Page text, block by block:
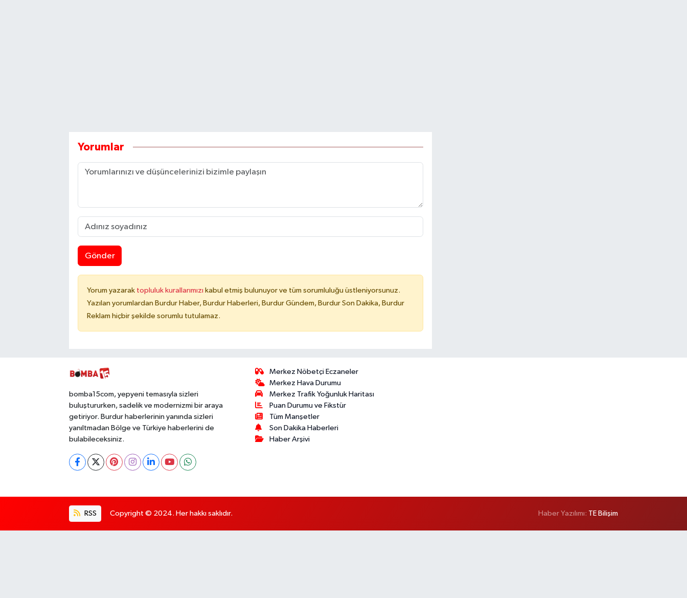
Yorumlar
Gönder
Yorum yazarak topluluk kurallarımızı kabul etmiş bulunuyor ve tüm sorumluluğu üstleniyorsunuz.
Yazılan yorumlardan Burdur Haber, Burdur Haberleri, Burdur Gündem, Burdur Son Dakika, Burdur
Reklam hiçbir şekilde sorumlu tutulamaz.
bomba15com, yepyeni temasıyla sizleri
buluştururken, sadelik ve modernizmi bir araya
getiriyor. Burdur haberlerinin yanında sizleri
yanıltmadan Bölge ve Türkiye haberlerini de
bulabileceksiniz.
Merkez Nöbetçi Eczaneler
Merkez Hava Durumu
Merkez Trafik Yoğunluk Haritası
Puan Durumu ve Fikstür
Tüm Manşetler
Son Dakika Haberleri
Haber Arşivi
RSS Copyright © 2024. Her hakkı saklıdır. Haber Yazılımı: TE Bilişim